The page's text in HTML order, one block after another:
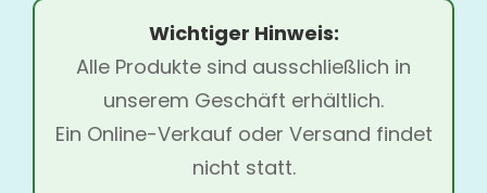
Wichtiger Hinweis:
Alle Produkte sind ausschließlich in
unserem Geschäft erhältlich.
Ein Online-Verkauf oder Versand findet
nicht statt.